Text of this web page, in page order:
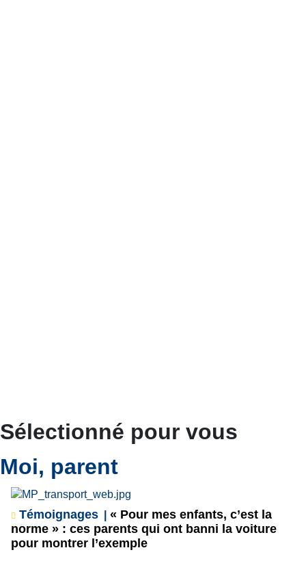
Sélectionné pour vous
Moi, parent
Témoignages
« Pour mes enfants, c’est la
norme » : ces parents qui ont banni la voiture
pour montrer l’exemple